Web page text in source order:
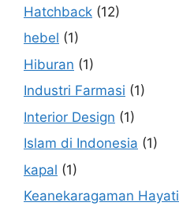
Hatchback (12)
hebel (1)
Hiburan (1)
Industri Farmasi (1)
Interior Design (1)
Islam di Indonesia (1)
kapal (1)
Keanekaragaman Hayati